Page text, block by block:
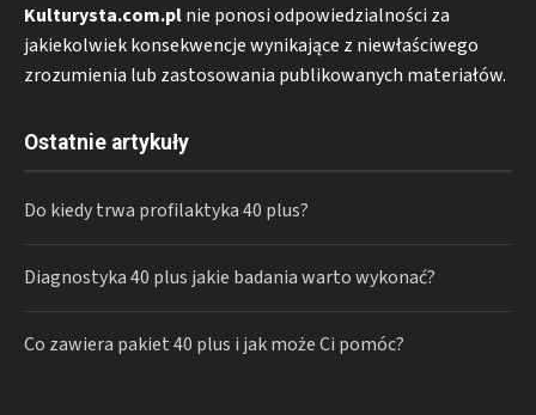
Kulturysta.com.plnie ponosi odpowiedzialności za
jakiekolwiek konsekwencje wynikające z niewłaściwego
zrozumienia lub zastosowania publikowanych materiałów.
Ostatnie artykuły
Do kiedy trwa profilaktyka 40 plus?
Diagnostyka 40 plus jakie badania warto wykonać?
Co zawiera pakiet 40 plus i jak może Ci pomóc?